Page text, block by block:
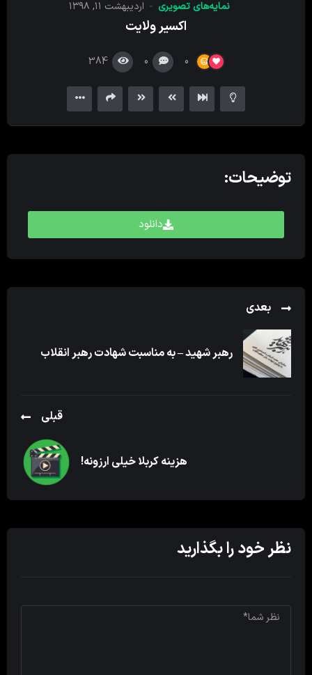
نمایه‌های تصویری اردیبهشت ۱۱, ۱۳۹۸
اکسیر ولایت
0
0
384
توضیحات:
دانلود
بعدی
رهبر شهید – به مناسبت شهادت رهبر انقلاب
قبلی
هزینه کربلا خیلی ارزونه!
نظر خود را بگذارید